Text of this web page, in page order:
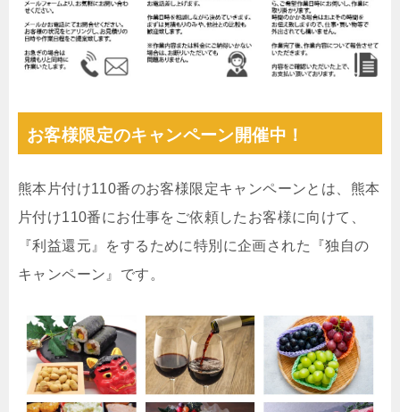
お客様限定のキャンペーン開催中！
熊本片付け110番のお客様限定キャンペーンとは、熊本
片付け110番にお仕事をご依頼したお客様に向けて、
『利益還元』をするために特別に企画された『独自の
キャンペーン』です。